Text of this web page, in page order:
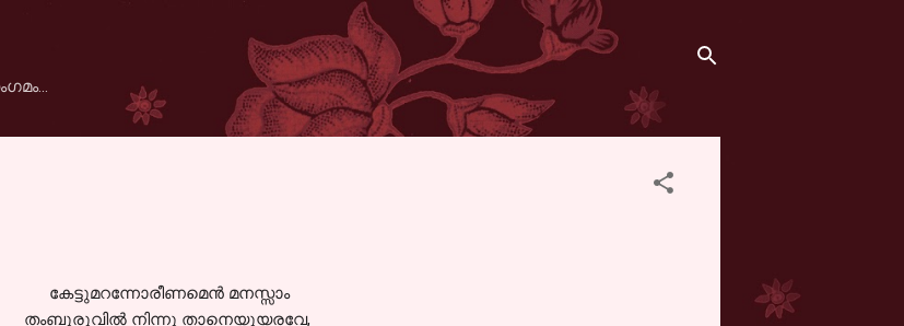
കേട്ടുമറന്നോരീണമെന്‍ മനസ്സാം
തംബുരുവില്‍ നിന്നു താനെയുയരവേ,